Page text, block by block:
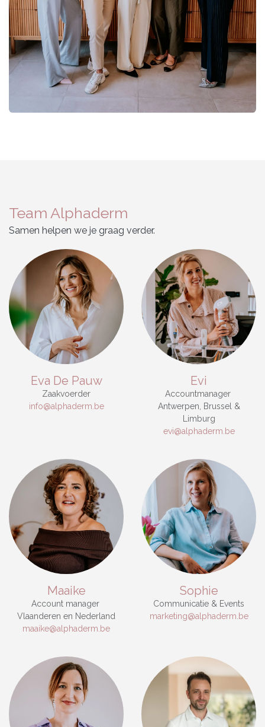
Team Alphaderm
Samen helpen we je graag verder.
Eva De Pauw
Zaakvoerder
info@alphaderm.be
Evi
Accountmanager
Antwerpen, Brussel &
Limburg
evi@alphaderm.be
Maaike
Account manager
Vlaanderen en Nederland
maaike@alphaderm.be
Sophie
Communicatie & Events
marketing@alphaderm.be